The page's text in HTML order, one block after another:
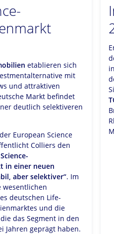
etablieren sich
mit
und attraktiven
Markt befindet
deutlich selektiveren
European Science
Colliers den
in einer neuen
aber selektiver“. Im
wesentlichen
deutschen Life-
und die
das Segment in den
Jahren geprägt haben.